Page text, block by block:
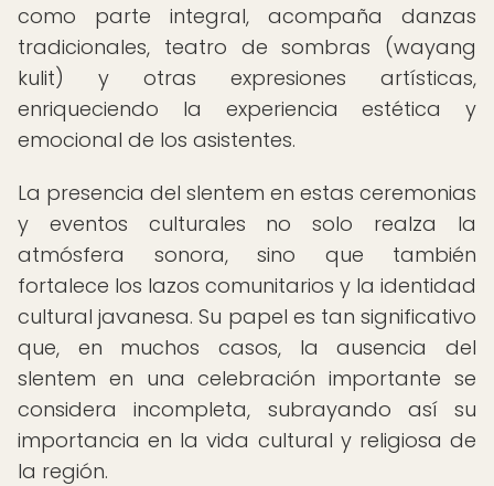
como parte integral, acompaña danzas
tradicionales, teatro de sombras (wayang
kulit) y otras expresiones artísticas,
enriqueciendo la experiencia estética y
emocional de los asistentes.
La presencia del slentem en estas ceremonias
y eventos culturales no solo realza la
atmósfera sonora, sino que también
fortalece los lazos comunitarios y la identidad
cultural javanesa. Su papel es tan significativo
que, en muchos casos, la ausencia del
slentem en una celebración importante se
considera incompleta, subrayando así su
importancia en la vida cultural y religiosa de
la región.